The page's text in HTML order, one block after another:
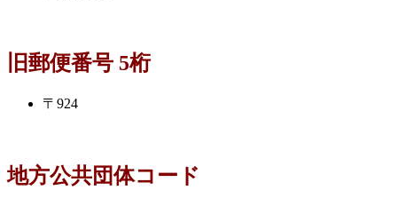
旧郵便番号 5桁
〒924
地方公共団体コード